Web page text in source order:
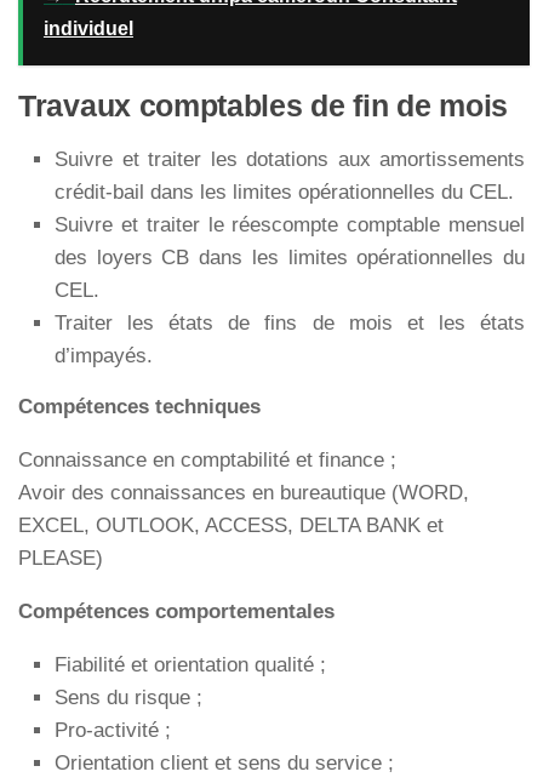
individuel
Travaux comptables de fin de mois
Suivre et traiter les dotations aux amortissements
crédit-bail dans les limites opérationnelles du CEL.
Suivre et traiter le réescompte comptable mensuel
des loyers CB dans les limites opérationnelles du
CEL.
Traiter les états de fins de mois et les états
d’impayés.
Compétences techniques
Connaissance en comptabilité et finance ;
Avoir des connaissances en bureautique (WORD,
EXCEL, OUTLOOK, ACCESS, DELTA BANK et
PLEASE)
Compétences comportementales
Fiabilité et orientation qualité ;
Sens du risque ;
Pro-activité ;
Orientation client et sens du service ;